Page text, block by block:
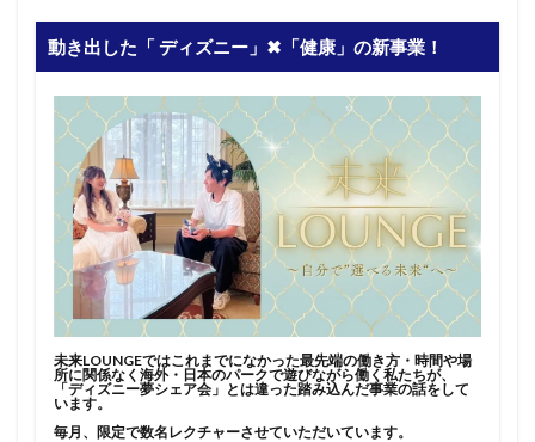
動き出した「 ディズニー」✖︎「健康」の新事業！
未来LOUNGEではこれまでになかった最先端の働き方・時間や場
所に関係なく海外・日本のパークで遊びながら働く私たちが、
「ディズニー夢シェア会」とは違った踏み込んだ事業の話をして
います。
毎月、限定で数名レクチャーさせていただいています。